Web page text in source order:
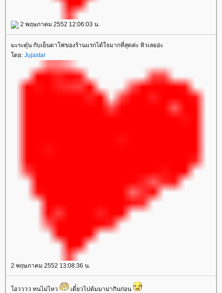
2 พฤษภาคม 2552 12:06:03 น.
มะระตุ๋น กับเย็นตาโฟของร้านแรกได้ใจมากที่สุดค่ะ หิวเลยอ่ะ
ดย: Jujastar
2 พฤษภาคม 2552 13:08:36 น.
อวววว ทนไม่ไหว
เดี๋ยวไปต้มมาม่ากินก่อน